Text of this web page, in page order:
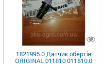
1821995.0 Датчик обертів
ORIGINAL 011810 011810.0